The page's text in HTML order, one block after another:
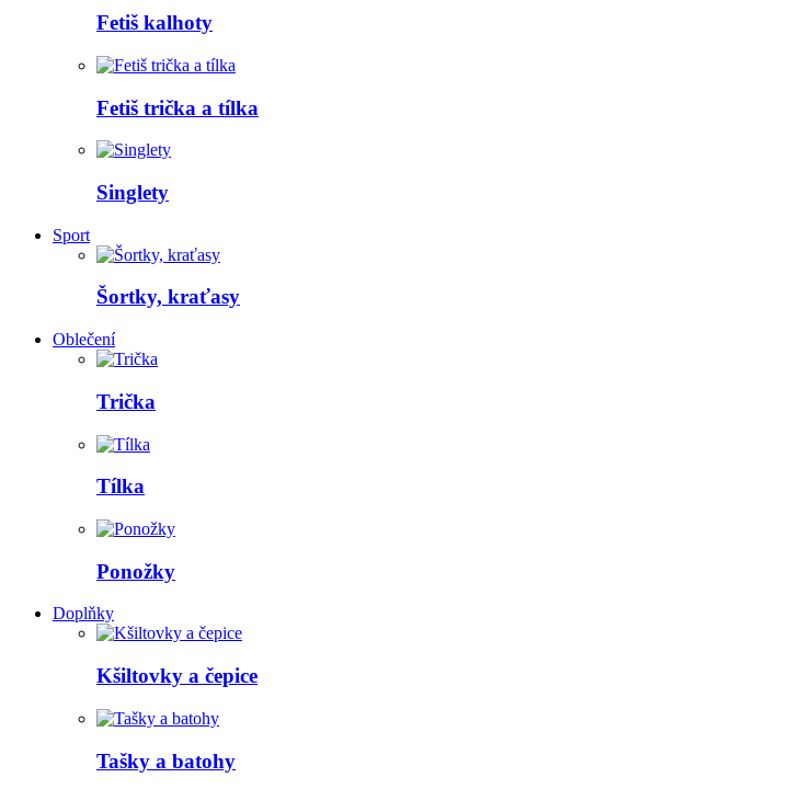
Fetiš kalhoty
Fetiš trička a tílka
Singlety
Sport
Šortky, kraťasy
Oblečení
Trička
Tílka
Ponožky
Doplňky
Kšiltovky a čepice
Tašky a batohy